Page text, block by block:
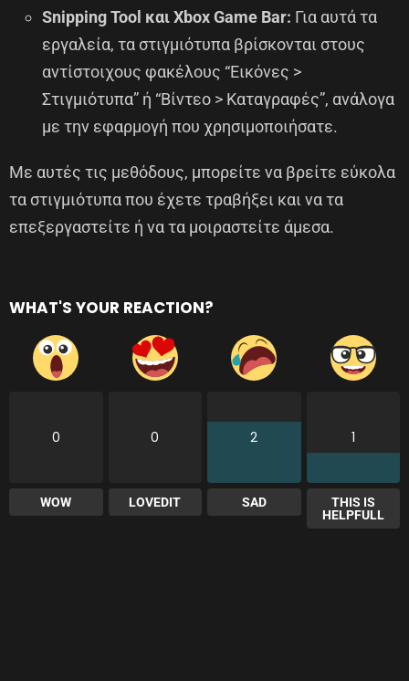
Snipping Tool και Xbox Game Bar: Για αυτά τα
εργαλεία, τα στιγμιότυπα βρίσκονται στους
αντίστοιχους φακέλους “Εικόνες >
Στιγμιότυπα” ή “Βίντεο > Καταγραφές”, ανάλογα
με την εφαρμογή που χρησιμοποιήσατε.
Με αυτές τις μεθόδους, μπορείτε να βρείτε εύκολα
τα στιγμιότυπα που έχετε τραβήξει και να τα
επεξεργαστείτε ή να τα μοιραστείτε άμεσα.
WHAT'S YOUR REACTION?
0
WOW
0
LOVEDIT
2
SAD
1
THIS IS
HELPFULL